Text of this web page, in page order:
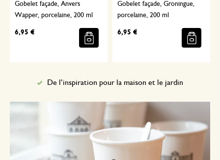
Gobelet façade, Anvers
Wapper, porcelaine, 200 ml
6,95 €
Gobelet façade, Groningue,
porcelaine, 200 ml
6,95 €
De l’inspiration pour la maison et le jardin